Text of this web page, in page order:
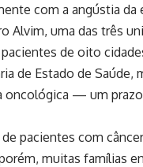
com a angústia da
Alvim, uma das três
de oito
de Estado de Saúde,
oncológica — um
pacientes com
muitas famílias